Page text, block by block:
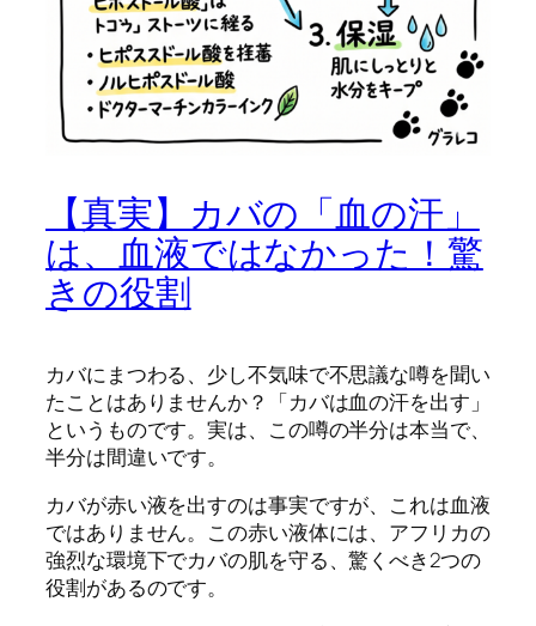
【真実】カバの「血の汗」
は、血液ではなかった！驚
きの役割
カバにまつわる、少し不気味で不思議な噂を聞い
たことはありませんか？「カバは血の汗を出す」
というものです。実は、この噂の半分は本当で、
半分は間違いです。
カバが赤い液を出すのは事実ですが、これは血液
ではありません。この赤い液体には、アフリカの
強烈な環境下でカバの肌を守る、驚くべき2つの
役割があるのです。